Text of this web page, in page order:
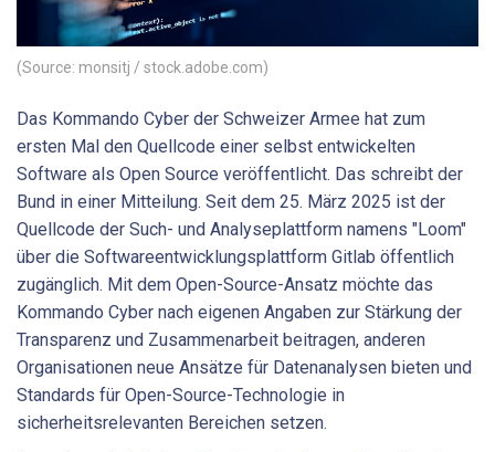
(Source: monsitj / stock.adobe.com)
Das Kommando Cyber der Schweizer Armee hat zum
ersten Mal den Quellcode einer selbst entwickelten
Software als Open Source veröffentlicht. Das schreibt der
Bund in einer Mitteilung. Seit dem 25. März 2025 ist der
Quellcode der Such- und Analyseplattform namens "Loom"
über die Softwareentwicklungsplattform Gitlab öffentlich
zugänglich. Mit dem Open-Source-Ansatz möchte das
Kommando Cyber nach eigenen Angaben zur Stärkung der
Transparenz und Zusammenarbeit beitragen, anderen
Organisationen neue Ansätze für Datenanalysen bieten und
Standards für Open-Source-Technologie in
sicherheitsrelevanten Bereichen setzen.